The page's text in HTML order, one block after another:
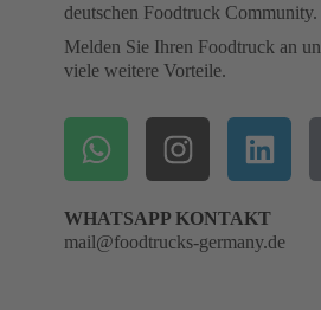
deutschen Foodtruck Community.
Melden Sie Ihren Foodtruck an
viele weitere Vorteile.
WHATSAPP KONTAKT
mail@foodtrucks-germany.de